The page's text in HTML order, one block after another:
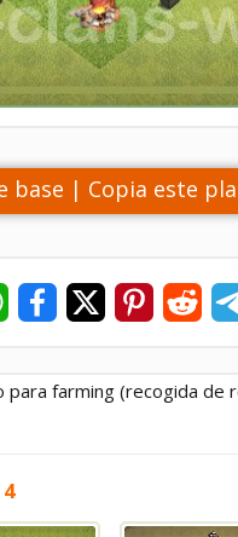
base | Copia este
para farming (recogida de